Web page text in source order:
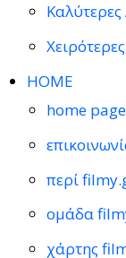
HOME
home page
περί
ομάδα
χάρτης